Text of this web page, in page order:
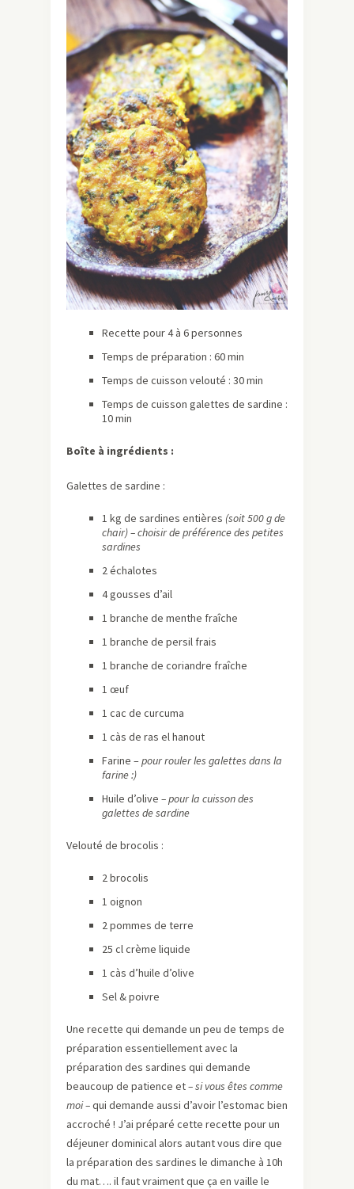
Recette pour 4 à 6 personnes
Temps de préparation : 60 min
Temps de cuisson velouté : 30 min
Temps de cuisson galettes de sardine :
10 min
Boîte à ingrédients :
Galettes de sardine :
1 kg de sardines entières (soit 500 g de
chair) – choisir de préférence des petites
sardines
2 échalotes
4 gousses d’ail
1 branche de menthe fraîche
1 branche de persil frais
1 branche de coriandre fraîche
1 œuf
1 cac de curcuma
1 càs de ras el hanout
Farine –pour rouler les galettes dans la
farine :)
Huile d’olive – pour la cuisson des
galettes de sardine
Velouté de brocolis :
2 brocolis
1 oignon
2 pommes de terre
25 cl crème liquide
1 càs d’huile d’olive
Sel & poivre
Une recette qui demande un peu de temps de
préparation essentiellement avec la
préparation des sardines qui demande
beaucoup de patience et– si vous êtes comme
moi –qui demande aussi d’avoir l’estomac bien
accroché ! J’ai préparé cette recette pour un
déjeuner dominical alors autant vous dire que
la préparation des sardines le dimanche à 10h
du mat…. il faut vraiment que ça en vaille le